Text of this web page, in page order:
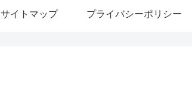
サイトマップ プライバシーポリシー